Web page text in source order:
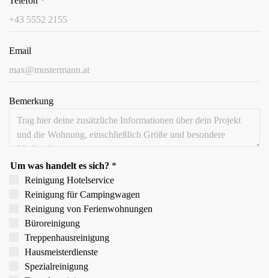
Email
Bemerkung
Um was handelt es sich? *
Reinigung Hotelservice
Reinigung für Campingwagen
Reinigung von Ferien­wohnungen
Büroreinigung
Treppen­hausreinigung
Hausmeister­dienste
Spezial­reinigung